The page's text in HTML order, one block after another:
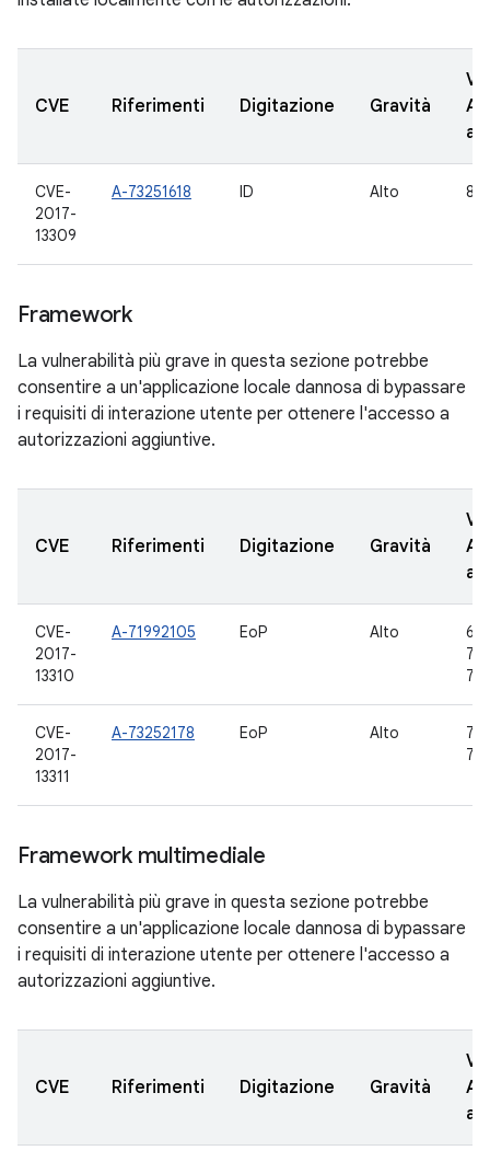
CVE Riferimenti Digitazione Gravità
CVE-
2017-
13309
A-73251618 ID Alto 8.1
Framework
La vulnerabilità più grave in questa sezione potrebbe
consentire a un'applicazione locale dannosa di bypassare
i requisiti di interazione utente per ottenere l'accesso a
autorizzazioni aggiuntive.
CVE Riferimenti Digitazione Gravità
CVE-
2017-
13310
A-71992105 EoP Alto
CVE-
2017-
13311
A-73252178 EoP Alto
Framework multimediale
La vulnerabilità più grave in questa sezione potrebbe
consentire a un'applicazione locale dannosa di bypassare
i requisiti di interazione utente per ottenere l'accesso a
autorizzazioni aggiuntive.
CVE Riferimenti Digitazione Gravità